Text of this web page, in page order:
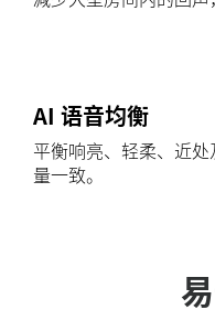
AI 语音均衡
平衡响亮、轻柔、近
量一致。